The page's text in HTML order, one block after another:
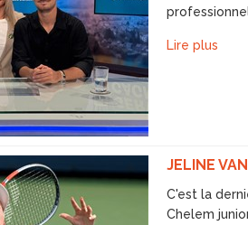
Lire plus
JELINE
C'est la
Chelem